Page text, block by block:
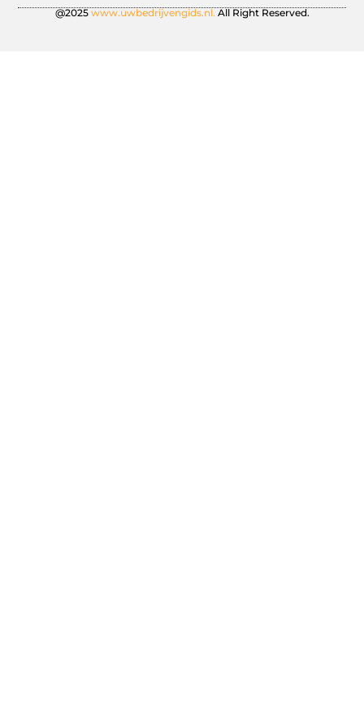
@2025 www.uwbedrijvengids.nl. All Right Reserved.